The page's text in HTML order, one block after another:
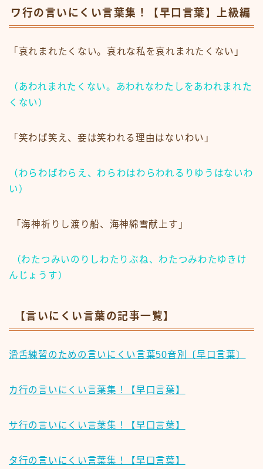
ワ行の言いにくい言葉集！【早口言葉】上級編
「哀れまれたくない。哀れな私を哀れまれたくない」
（あわれまれたくない。あわれなわたしをあわれまれた
くない）
「笑わば笑え、妾は笑われる理由はないわい」
（わらわばわらえ、わらわはわらわれるりゆうはないわ
い）
「海神祈りし渡り船、海神綿雪献上す」
（わたつみいのりしわたりぶね、わたつみわたゆきけ
んじょうす）
【言いにくい言葉の記事一覧】
滑舌練習のための言いにくい言葉50音別〔早口言葉〕
カ行の言いにくい言葉集！【早口言葉】
サ行の言いにくい言葉集！【早口言葉】
タ行の言いにくい言葉集！【早口言葉】